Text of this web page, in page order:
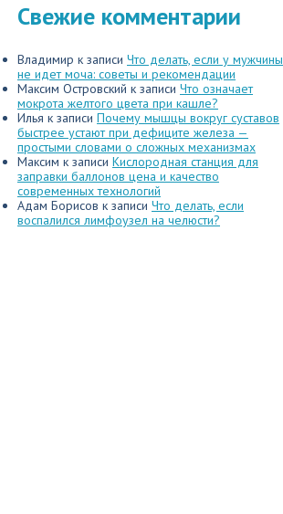
Свежие комментарии
Владимир к записи Что делать, если у мужчины
не идет моча: советы и рекомендации
Максим Островский к записи Что означает
мокрота желтого цвета при кашле?
Илья к записи Почему мышцы вокруг суставов
быстрее устают при дефиците железа —
простыми словами о сложных механизмах
Максим к записи Кислородная станция для
заправки баллонов цена и качество
современных технологий
Адам Борисов к записи Что делать, если
воспалился лимфоузел на челюсти?